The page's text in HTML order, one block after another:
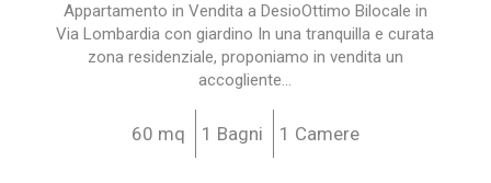
Appartamento in Vendita a DesioOttimo Bilocale in
Via Lombardia con giardino In una tranquilla e curata
zona residenziale, proponiamo in vendita un
accogliente...
60 mq 1 Bagni 1 Camere